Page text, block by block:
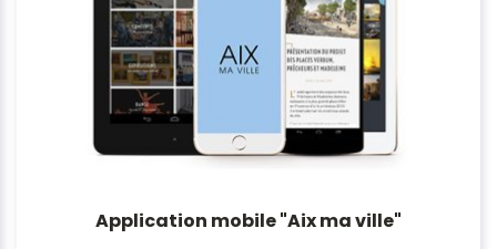
Application mobile "Aix ma ville"